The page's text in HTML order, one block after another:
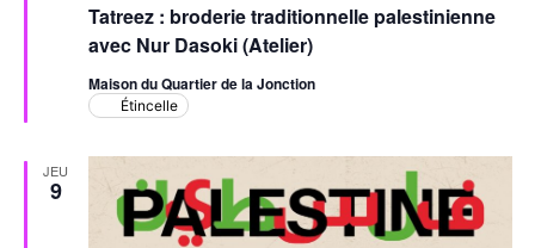
Tatreez : broderie traditionnelle palestinienne
avec Nur Dasoki (Atelier)
Maison du Quartier de la Jonction
Étincelle
JEU
9